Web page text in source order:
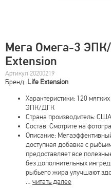
Мега Омега-3
Extension
Артикул 20200219
Бренд: Life Extension
Характеристики: 120
ЭПК/ДГК
Страна производитель: США
Состав: Смотрите на
Описание:
доступная добавка с
предоставляет все
без дополнительных
рыбьего жира улучшают
… читать далее